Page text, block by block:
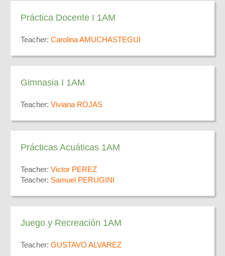
Práctica Docente I 1AM
Teacher: Carolina AMUCHASTEGUI
Gimnasia I 1AM
Teacher: Viviana ROJAS
Prácticas Acuáticas 1AM
Teacher: Victor PEREZ
Teacher: Samuel PERUGINI
Juego y Recreación 1AM
Teacher: GUSTAVO ALVAREZ